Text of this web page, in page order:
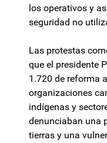
los operativos y
seguridad no
Las protestas
que el presidente
1.720 de reforma
organizaciones
indígenas y
denunciaban una
tierras y una